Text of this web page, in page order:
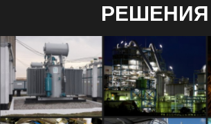
РЕШЕНИЯ